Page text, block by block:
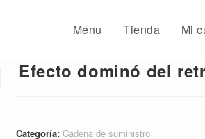
Menu Tienda Mi
Efecto dominó del
Categoría: Cadena de suministro